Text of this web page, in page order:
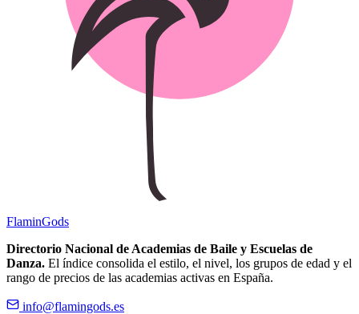
FlaminGods
Directorio Nacional de Academias de Baile y Escuelas de
Danza. El índice consolida el estilo, el nivel, los grupos de edad y el
rango de precios de las academias activas en España.
info@flamingods.es